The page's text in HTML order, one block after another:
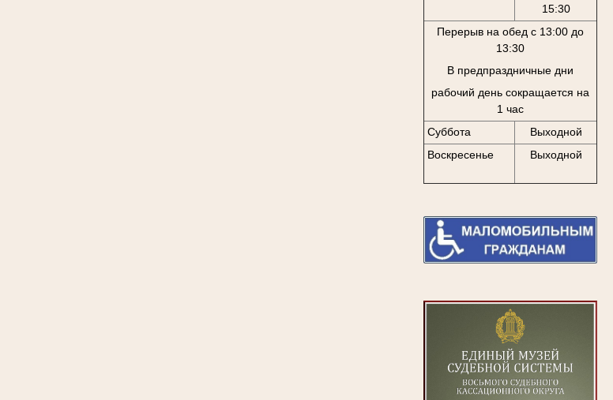
15:30
Перерыв на обед с 13:00 до
13:30
В предпраздничные дни
рабочий день сокращается на
1 час
Суббота
Выходной
Воскресенье
Выходной